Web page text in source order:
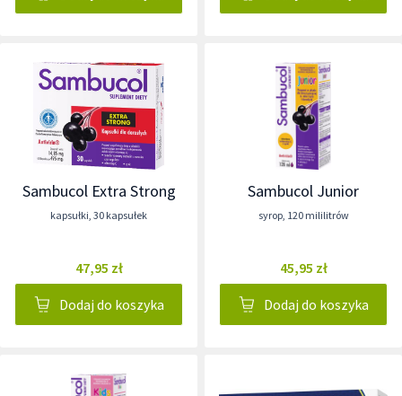
Sambucol Extra Strong
kapsułki, 30 kapsułek
47,95 zł
Dodaj do koszyka
Sambucol Junior
syrop, 120 mililitrów
45,95 zł
Dodaj do koszyka